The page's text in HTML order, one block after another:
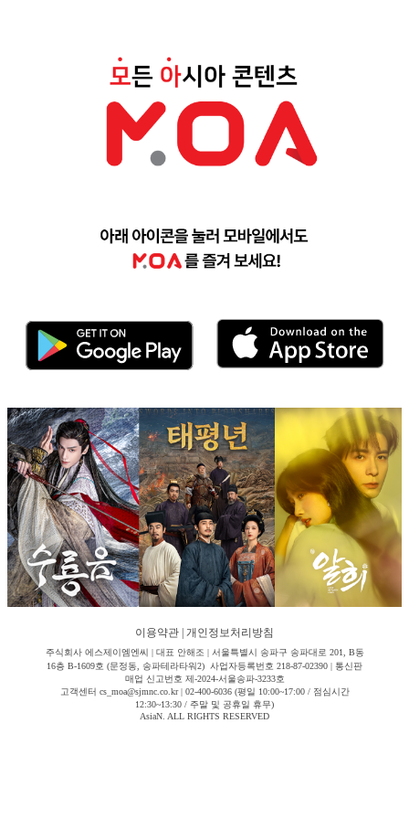
이용약관 개인정보처리방침
주식회사 에스제이엠엔씨 | 대표 안해조 | 서울특별시 송파구 송파대로 201, B동
16층 B-1609호 (문정동, 송파테라타워2) 사업자등록번호 218-87-02390 | 통신판
매업 신고번호 제-2024-서울송파-3233호
고객센터 cs_moa@sjmnc.co.kr | 02-400-6036 (평일 10:00~17:00 / 점심시간
12:30~13:30 / 주말 및 공휴일 휴무)
AsiaN. ALL RIGHTS RESERVED